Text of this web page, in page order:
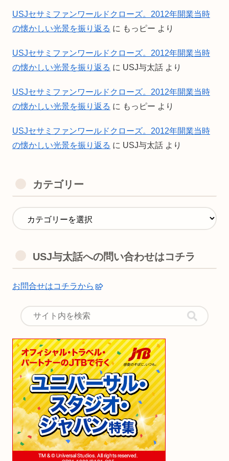
USJセサミファンワールドクローズ。2012年開業当時
の懐かしい光景を振り返る に もっピー より
USJセサミファンワールドクローズ。2012年開業当時
の懐かしい光景を振り返る に USJ与太話 より
USJセサミファンワールドクローズ。2012年開業当時
の懐かしい光景を振り返る に もっピー より
USJセサミファンワールドクローズ。2012年開業当時
の懐かしい光景を振り返る に USJ与太話 より
カテゴリー
USJ与太話への問い合わせはコチラ
お問合せはコチラから